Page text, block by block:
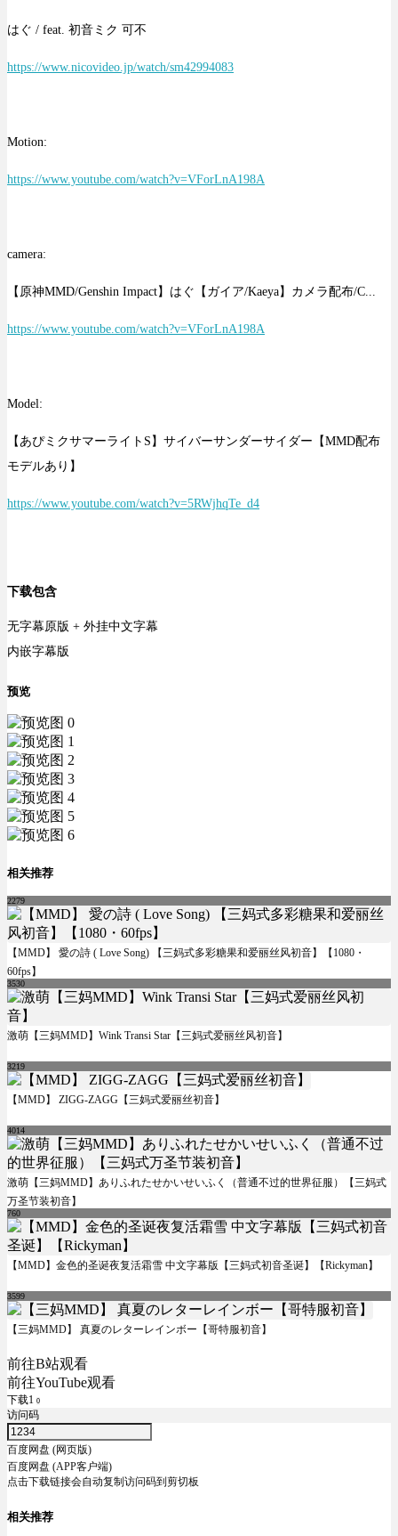
はぐ / feat. 初音ミク 可不
https://www.nicovideo.jp/watch/sm42994083
Motion:
https://www.youtube.com/watch?v=VForLnA198A
camera:
【原神MMD/Genshin Impact】はぐ【ガイア/Kaeya】カメラ配布/C...
https://www.youtube.com/watch?v=VForLnA198A
Model:
【あぴミクサマーライトS】サイバーサンダーサイダー【MMD配布
モデルあり】
https://www.youtube.com/watch?v=5RWjhqTe_d4
下载包含
无字幕原版 + 外挂中文字幕
内嵌字幕版
预览
相关推荐
2279
【MMD】 愛の詩 ( Love Song) 【三妈式多彩糖果和爱丽丝风初音】【1080・
60fps】
3530
激萌【三妈MMD】Wink Transi Star【三妈式爱丽丝风初音】
3219
【MMD】 ZIGG-ZAGG【三妈式爱丽丝初音】
4014
激萌【三妈MMD】ありふれたせかいせいふく（普通不过的世界征服）【三妈式
万圣节装初音】
760
【MMD】金色的圣诞夜复活霜雪 中文字幕版【三妈式初音圣诞】【Rickyman】
3599
【三妈MMD】 真夏のレターレインボー【哥特服初音】
前往B站观看
前往YouTube观看
下载1 0
访问码
百度网盘 (网页版)
百度网盘 (APP客户端)
点击下载链接会自动复制访问码到剪切板
相关推荐